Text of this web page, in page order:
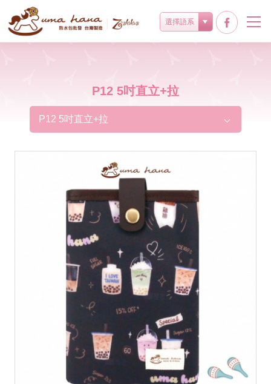
選擇語系
P12 5吋直立+拉
P12 5吋直立+拉